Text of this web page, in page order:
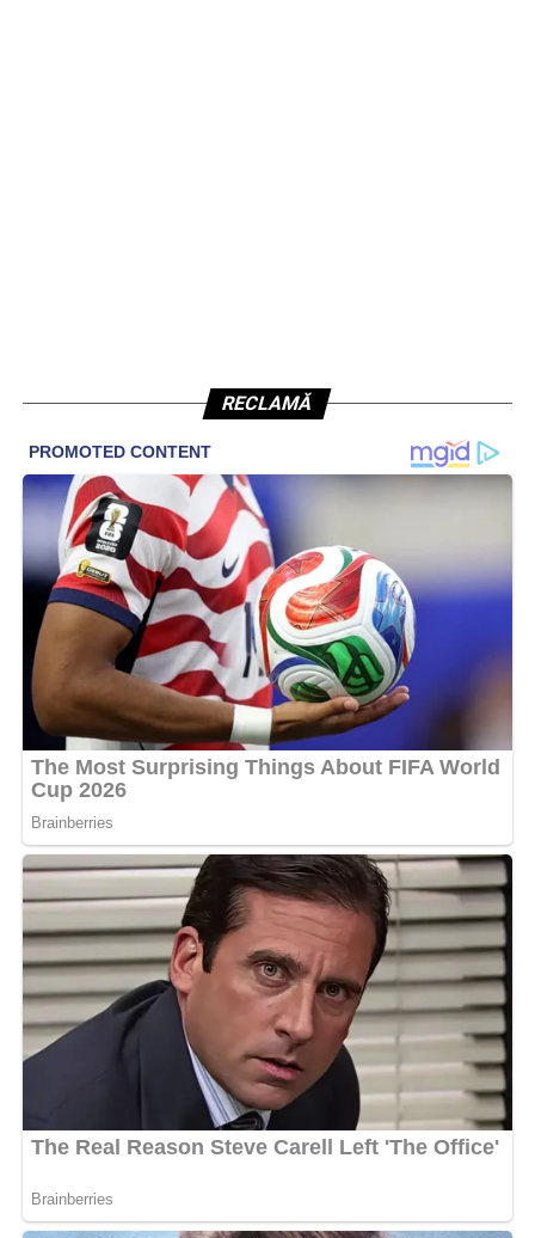
RECLAMĂ